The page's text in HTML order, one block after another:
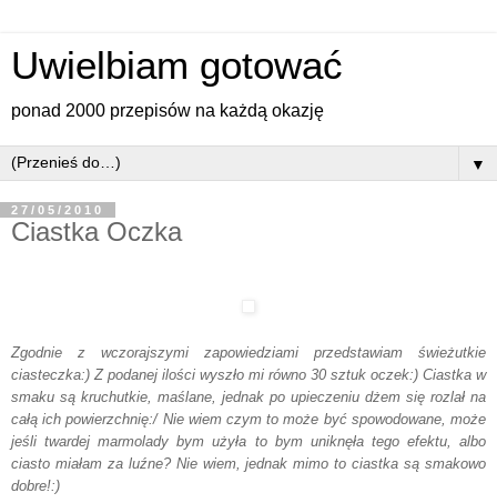
Uwielbiam gotować
ponad 2000 przepisów na każdą okazję
▼
27/05/2010
Ciastka Oczka
Zgodnie z wczorajszymi zapowiedziami przedstawiam świeżutkie
ciasteczka:) Z podanej ilości wyszło mi równo 30 sztuk oczek:) Ciastka w
smaku są kruchutkie, maślane, jednak po upieczeniu dżem się rozlał na
całą ich powierzchnię:/ Nie wiem czym to może być spowodowane, może
jeśli twardej marmolady bym użyła to bym uniknęła tego efektu, albo
ciasto miałam za luźne? Nie wiem, jednak mimo to ciastka są smakowo
dobre!:)